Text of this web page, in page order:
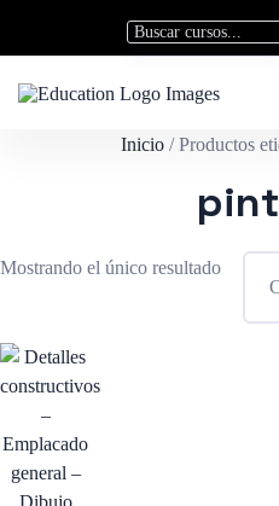
Inicio / Productos
Mostrando el único resultado